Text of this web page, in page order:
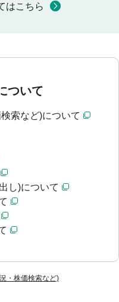
・株価検索など)
はこちら
ついて
索など)について
し)について